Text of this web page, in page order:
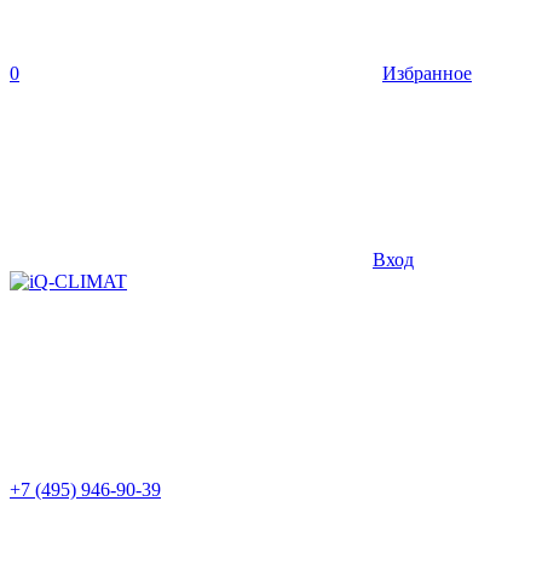
0 Избранное
Вход
+7 (495) 946-90-39